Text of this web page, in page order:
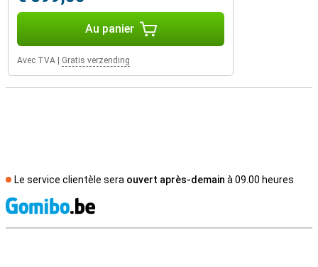
Au panier
Avec TVA Gratis verzending
Le service clientèle sera ouvert après-demain à 09.00 heures